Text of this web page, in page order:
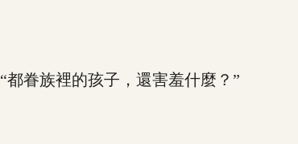
眷族裡的孩子，還害羞什麼？”